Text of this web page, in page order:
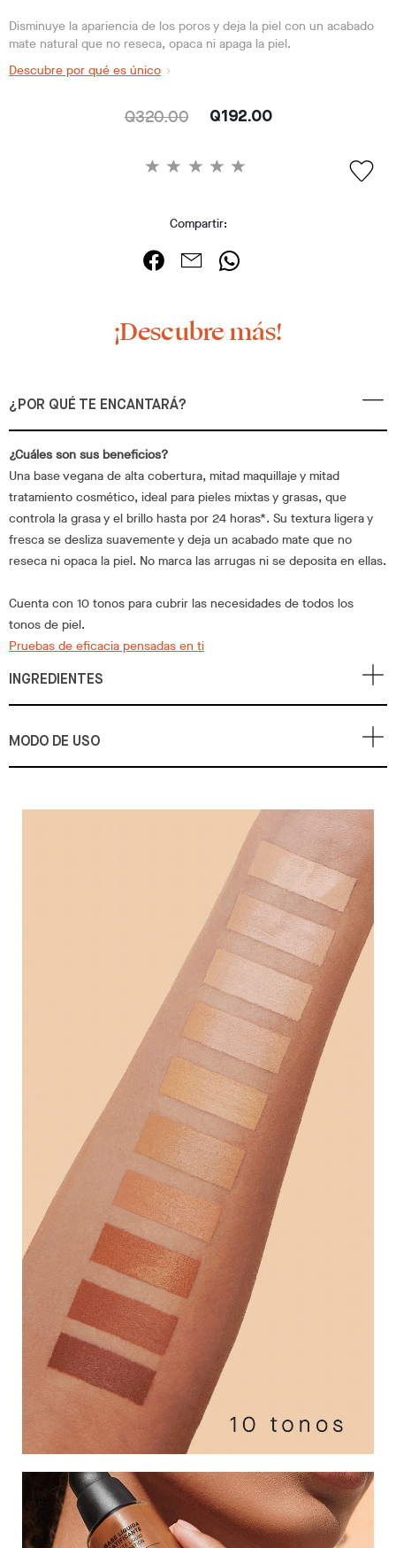
Disminuye la apariencia de los poros y deja la piel con un acabado
mate natural que no reseca, opaca ni apaga la piel.
Descubre por qué es único
Q320.00 Q192.00
Compartir:
¡Descubre más!
¿POR QUÉ TE ENCANTARÁ?
¿Cuáles son sus beneficios?
Una base vegana de alta cobertura, mitad maquillaje y mitad
tratamiento cosmético, ideal para pieles mixtas y grasas, que
controla la grasa y el brillo hasta por 24 horas*. Su textura ligera y
fresca se desliza suavemente y deja un acabado mate que no
reseca ni opaca la piel. No marca las arrugas ni se deposita en ellas.
Cuenta con 10 tonos para cubrir las necesidades de todos los
tonos de piel.
Pruebas de eficacia pensadas en ti
INGREDIENTES
MODO DE USO